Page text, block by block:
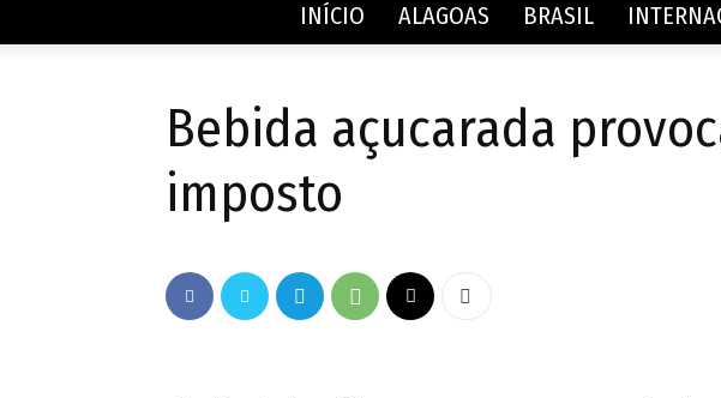
INÍCIO ALAGOAS BRASIL
Bebida açucarada
imposto